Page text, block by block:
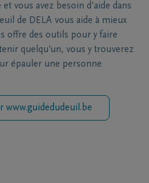
vous avez besoin d’aide dans
de DELA vous aide à mieux
offre des outils pour y faire
quelqu’un, vous y trouverez
épauler une personne
www.guidedudeuil.be